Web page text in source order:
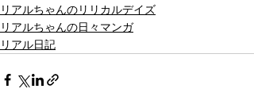
リアルちゃんのリリカルデイズ
リアルちゃんの日々マンガ
リアル日記